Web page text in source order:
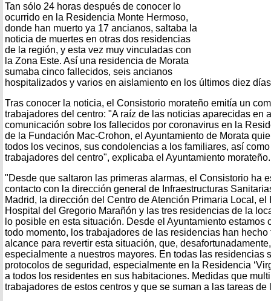
Tan sólo 24 horas después de conocer lo
ocurrido en la Residencia Monte Hermoso,
donde han muerto ya 17 ancianos, saltaba la
noticia de muertes en otras dos residencias
de la región, y esta vez muy vinculadas con
la Zona Este. Así una residencia de Morata
sumaba cinco fallecidos, seis ancianos
hospitalizados y varios en aislamiento en los últimos diez
Tras conocer la noticia, el Consistorio morateño emitía un
trabajadores del centro: "A raíz de las noticias aparecidas en
comunicación sobre los fallecidos por coronavirus en la
de la Fundación Mac-Crohon, el Ayuntamiento de Morata
todos los vecinos, sus condolencias a los familiares, así
trabajadores del centro", explicaba el Ayuntamiento morateño.
"Desde que saltaron las primeras alarmas, el Consistorio ha
contacto con la dirección general de Infraestructuras
Madrid, la dirección del Centro de Atención Primaria Local,
Hospital del Gregorio Marañón y las tres residencias de la
lo posible en esta situación. Desde el Ayuntamiento estamos
todo momento, los trabajadores de las residencias han
alcance para revertir esta situación, que,
especialmente a nuestros mayores. En todas las residencias
protocolos de seguridad, especialmente en la Residencia
a todos los residentes en sus habitaciones. Medidas que
trabajadores de estos centros y que se suman a las tareas de